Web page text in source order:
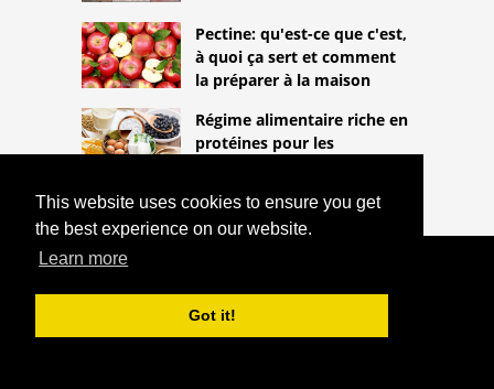
This website uses cookies to ensure you get
the best experience on our website.
Learn more
Got it!
Pectine: qu'est-ce que c'est,
à quoi ça sert et comment
la préparer à la maison
Régime alimentaire riche en
protéines pour les
HTTPS://THELIGHTLIFEBLOG.COM
SURDOSE DE VITAMINE D POUR